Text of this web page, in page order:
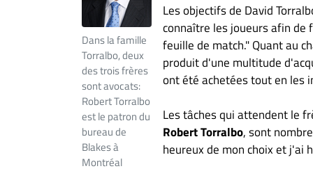
Dans la famille
Torralbo, deux
des trois frères
sont avocats:
Robert Torralbo
est le patron du
bureau de
Blakes à
Montréal
Les objectifs de David
connaître les joueurs afin de
feuille de match." Quant au
produit d'une multitude
ont été achetées tout en les
Les tâches qui attendent le
Robert Torralbo, sont
heureux de mon choix et j'ai